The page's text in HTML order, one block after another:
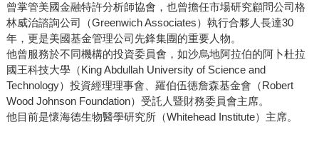
曾掌管美國金融特許分析師協會，也曾擔任市場研究顧問公司格
林威治諮詢公司（Greenwich Associates）執行合夥人長達30
年，更是美國基金管理公司先鋒集團的重要人物。
他曾服務於不同機構的投資委員會，如沙烏地阿拉伯的阿卜杜拉
國王科技大學（King Abdullah University of Science and
Technology）投資經理理事會、羅伯伍德詹森基金會（Robert
Wood Johnson Foundation）受託人暨財務委員會主席。
他目前是懷海德生物醫學研究所（Whitehead Institute）主席。